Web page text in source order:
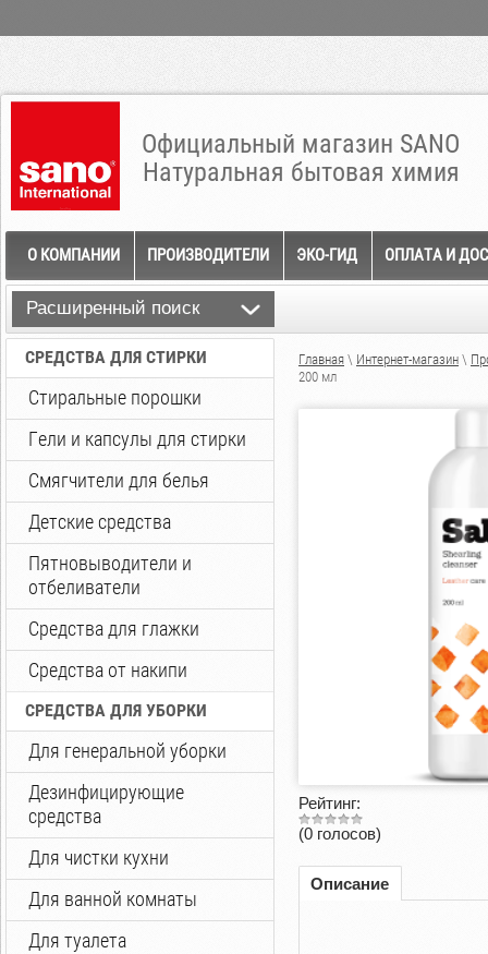
Официальный магазин SANO
Натуральная бытовая химия
О КОМПАНИИ ПРОИЗВОДИТЕЛИ ЭКО-ГИД ОПЛАТА И
Расширенный поиск
СРЕДСТВА ДЛЯ СТИРКИ
Стиральные порошки
Гели и капсулы для стирки
Смягчители для белья
Детские средства
Пятновыводители и
отбеливатели
Средства для глажки
Средства от накипи
СРЕДСТВА ДЛЯ УБОРКИ
Для генеральной уборки
Дезинфицирующие
средства
Для чистки кухни
Для ванной комнаты
Для туалета
Главная \ Интернет-магазин \
200 мл
Рейтинг:
(0 голосов)
Описание